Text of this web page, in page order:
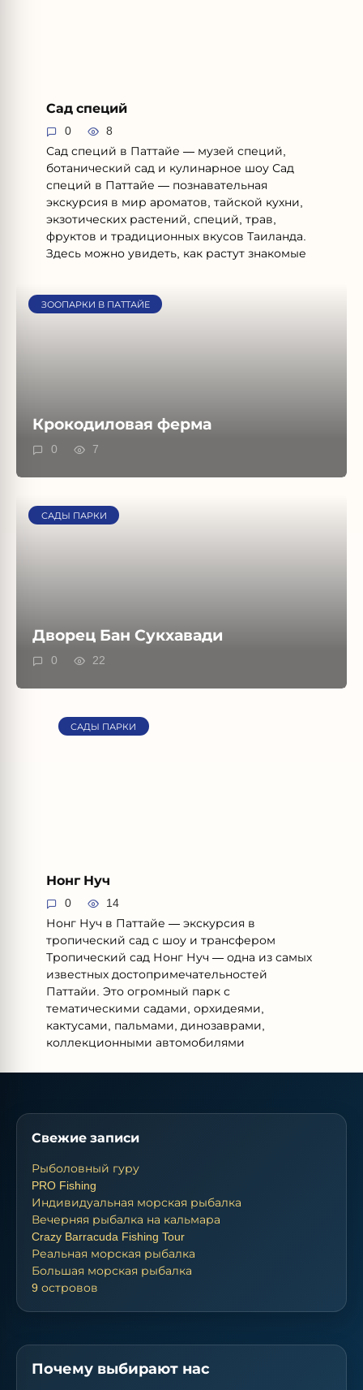
Сад специй
0 8
Сад специй в Паттайе — музей специй,
ботанический сад и кулинарное шоу Сад
специй в Паттайе — познавательная
экскурсия в мир ароматов, тайской кухни,
экзотических растений, специй, трав,
фруктов и традиционных вкусов Таиланда.
Здесь можно увидеть, как растут знакомые
ЗООПАРКИ В ПАТТАЙЕ
Крокодиловая ферма
0 7
САДЫ ПАРКИ
Дворец Бан Сукхавади
0 22
САДЫ ПАРКИ
Нонг Нуч
0 14
Нонг Нуч в Паттайе — экскурсия в
тропический сад с шоу и трансфером
Тропический сад Нонг Нуч — одна из самых
известных достопримечательностей
Паттайи. Это огромный парк с
тематическими садами, орхидеями,
кактусами, пальмами, динозаврами,
коллекционными автомобилями
Свежие записи
Рыболовный гуру
PRO Fishing
Индивидуальная морская рыбалка
Вечерняя рыбалка на кальмара
Crazy Barracuda Fishing Tour
Реальная морская рыбалка
Большая морская рыбалка
9 островов
Почему выбирают нас